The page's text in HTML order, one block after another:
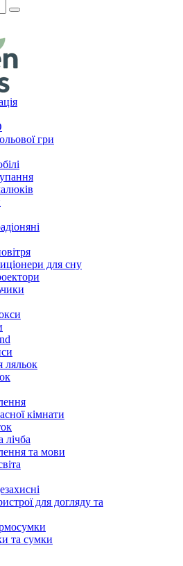
гри
для сну
ляльок
кімнати
лічба
та мови
для догляду та
та сумки